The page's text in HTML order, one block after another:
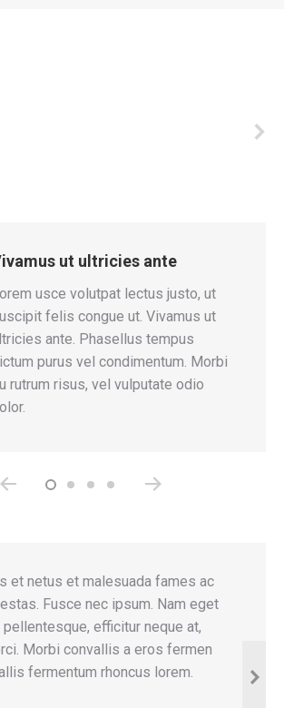
ut ultricies ante
usce volutpat lectus justo, ut
felis congue ut. Vivamus ut
ante. Phasellus tempus
purus vel condimentum. Morbi
rutrum risus, vel vulputate odio
et netus et malesuada fames ac
Fusce nec ipsum. Nam eget
pellentesque, efficitur neque at,
Morbi convallis a eros fermen
fermentum rhoncus lorem.